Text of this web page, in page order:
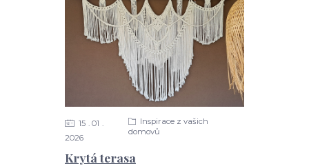
Krytá terasa
15
01
2026
Inspirace z vašich
domovů